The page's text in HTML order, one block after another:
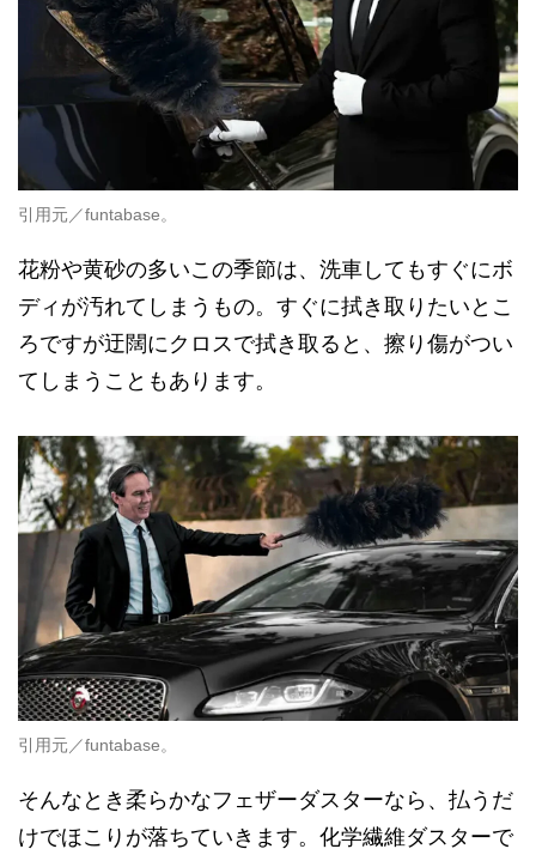
引用元／funtabase。
花粉や黄砂の多いこの季節は、洗車してもすぐにボ
ディが汚れてしまうもの。すぐに拭き取りたいとこ
ろですが迂闊にクロスで拭き取ると、擦り傷がつい
てしまうこともあります。
引用元／funtabase。
そんなとき柔らかなフェザーダスターなら、払うだ
けでほこりが落ちていきます。化学繊維ダスターで